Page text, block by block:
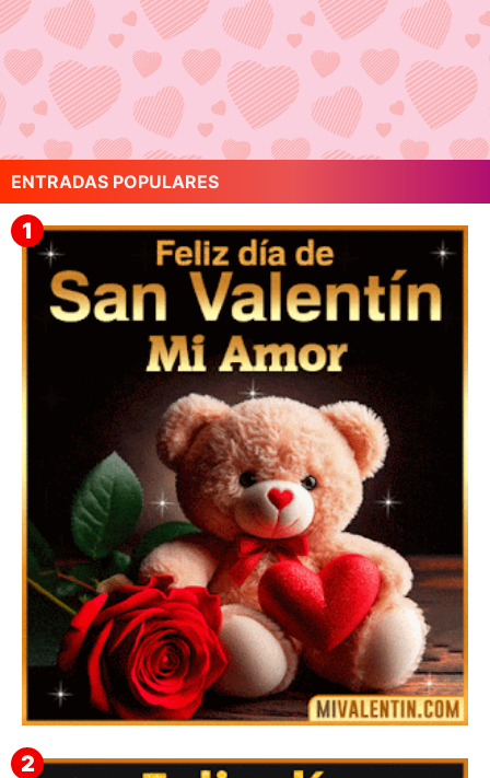
ENTRADAS POPULARES